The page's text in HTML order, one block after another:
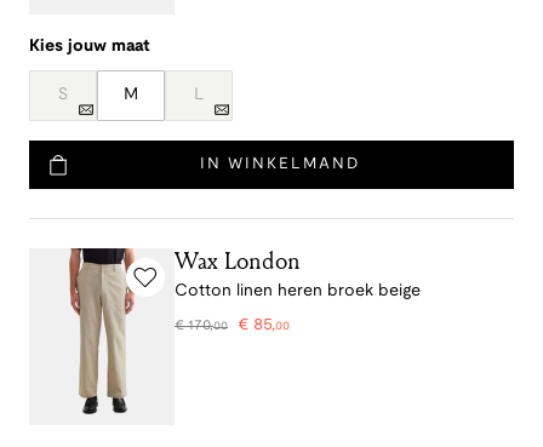
Kies jouw maat
S M L
IN WINKELMAND
Wax London
Cotton linen heren broek beige
€170,00 € 85,00